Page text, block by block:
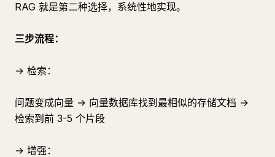
RAG 就是第二种选择，系统性地实现。
三步流程：
→ 检索：
问题变成向量 → 向量数据库找到最相似的存储文档 →
检索到前 3-5 个片段
→ 增强：